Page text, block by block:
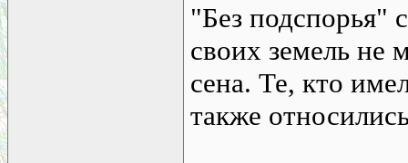
"Без подспорья"
своих земель не
сена. Те, кто
также